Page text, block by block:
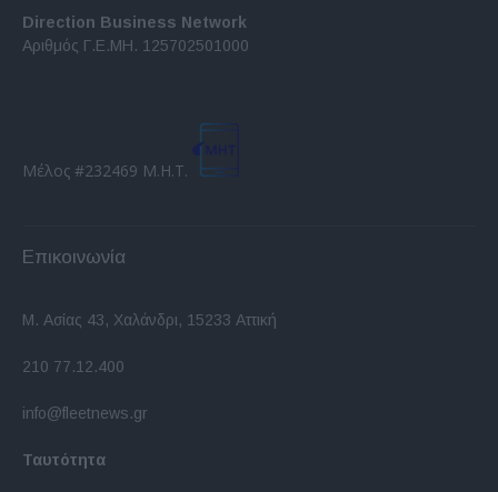
Direction Business Network
Αριθμός Γ.Ε.ΜΗ. 125702501000
Μέλος #232469 Μ.Η.Τ.
Επικοινωνία
Μ. Ασίας 43, Χαλάνδρι, 15233 Αττική
210 77.12.400
info@fleetnews.gr
Ταυτότητα